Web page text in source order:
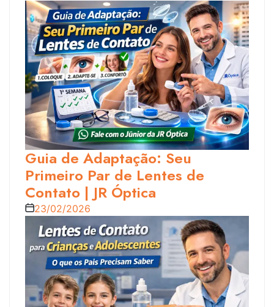
Guia de Adaptação: Seu
Primeiro Par de Lentes de
Contato | JR Óptica
23/02/2026